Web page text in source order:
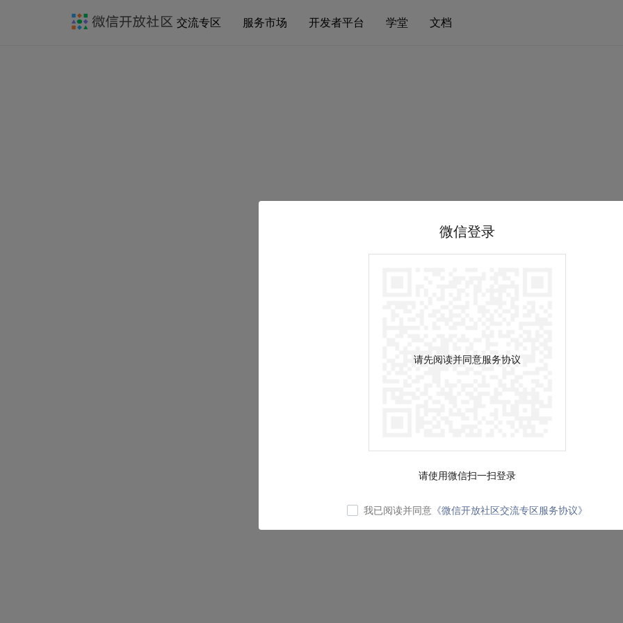
交流专区 服务市场 开发者平台 学堂 文档
微信登录
请先阅读并同意服务协议
请使用微信扫一扫登录
我已阅读并同意 《微信开放社区交流专区服务协议》